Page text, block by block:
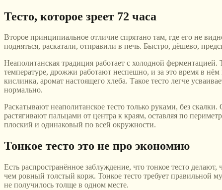
Тесто, которое зреет 72 часа
Второе принципиальное отличие спрятано там, где его не
подняться, раскатали, отправили в печь. Быстро, дёшево,
Неаполитанская традиция работает с холодной
температуре, дрожжи работают неспешно, и за это время в нём
кислинка, аромат настоящего хлеба. Такое тесто легче
нормально.
Раскатывают неаполитанское тесто только руками, без
растягивают пальцами от центра к краям, оставляя по
плоский и одинаковый по всей окружности.
Тонкое тесто это не про экономию
Есть распространённое заблуждение, что тонкое тесто
чем ровный толстый корж. Тонкое тесто требует правильной
не получилось толще в одном месте.